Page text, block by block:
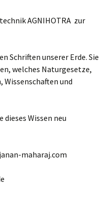
AGNIHOTRA zur
Schriften unserer Erde. Sie
welches Naturgesetze,
und
dieses Wissen neu
maharaj.com